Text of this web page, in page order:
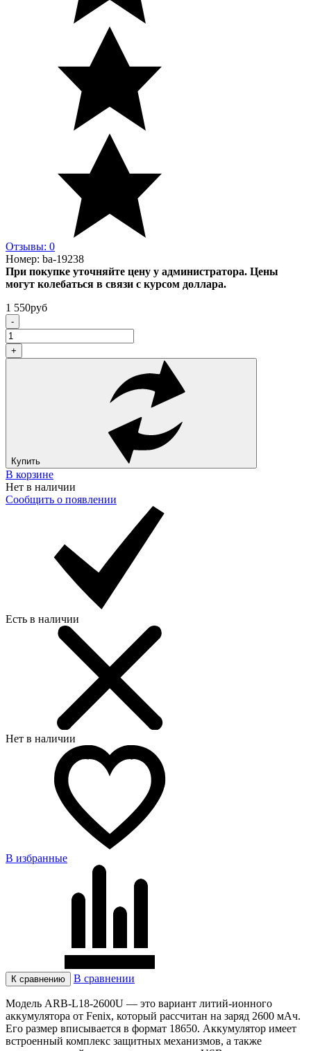
Отзывы: 0
Номер: ba-19238
При покупке уточняйте цену у администратора. Цены
могут колебаться в связи с курсом доллара.
1 550руб
-
+
Купить
В корзине
Нет в наличии
Сообщить о появлении
Есть в наличии
Нет в наличии
В избранные
К сравнению В сравнении
Модель ARB-L18-2600U — это вариант литий-ионного
аккумулятора от Fenix, который рассчитан на заряд 2600 мАч.
Его размер вписывается в формат 18650. Аккумулятор имеет
встроенный комплекс защитных механизмов, а также